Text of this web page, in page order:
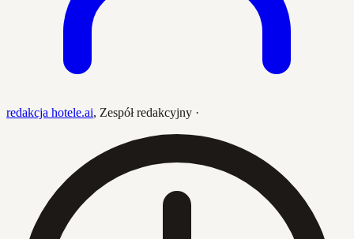
redakcja hotele.ai, Zespół redakcyjny ·